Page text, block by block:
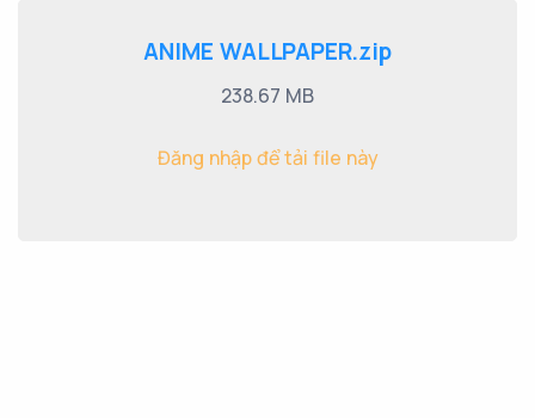
ANIME WALLPAPER.zip
238.67 MB
Đăng nhập để tải file này